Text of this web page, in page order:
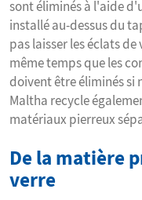
sont éliminés à l'aide
installé au-dessus du
pas laisser les éclats
même temps que les
doivent être éliminés si
Maltha recycle
matériaux pierreux
De la matière
verre